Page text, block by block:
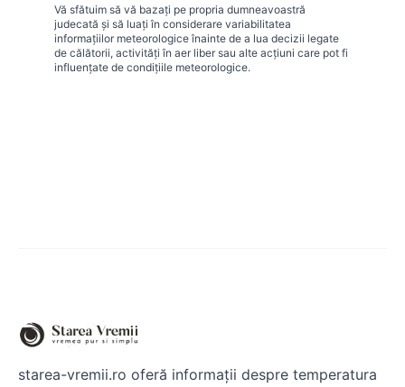
Vă sfătuim să vă bazați pe propria dumneavoastră
judecată și să luați în considerare variabilitatea
informațiilor meteorologice înainte de a lua decizii legate
de călătorii, activități în aer liber sau alte acțiuni care pot fi
influențate de condițiile meteorologice.
starea-vremii.ro oferă informații despre temperatura